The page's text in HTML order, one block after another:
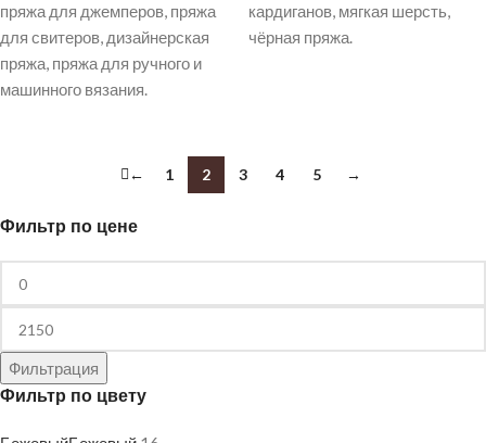
Фильтр по цене
Фильтрация
Фильтр по цвету
пряжа для джемперов, пряжа
для свитеров, дизайнерская
пряжа, пряжа для ручного и
машинного вязания.
кардиганов, мягкая шерсть,
чёрная пряжа.
← 1 2 3 4 5 →